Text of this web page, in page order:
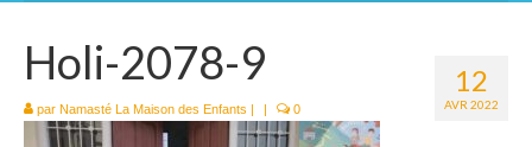
Présentation
l’Ethique
12
AVR 2022
Holi-2078-9
par Namasté La Maison des Enfants | | 0